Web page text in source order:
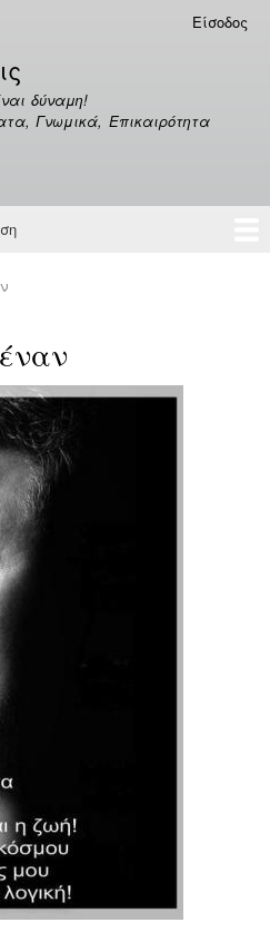
περιεχόμενο
Είσοδος
δύναμη!
Γνωμικά, Επικαιρότητα